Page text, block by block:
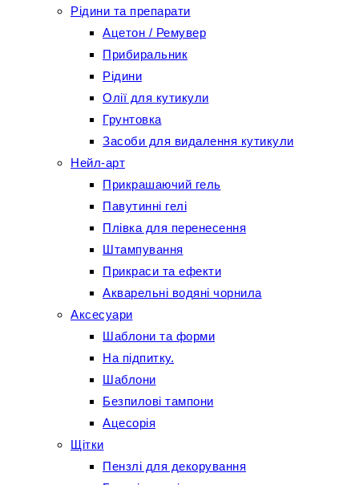
Рідини та препарати
Ацетон / Ремувер
Прибиральник
Рідини
Олії для кутикули
Грунтовка
Засоби для видалення кутикули
Нейл-арт
Прикрашаючий гель
Павутинні гелі
Плівка для перенесення
Штампування
Прикраси та ефекти
Акварельні водяні чорнила
Аксесуари
Шаблони та форми
На підпитку.
Шаблони
Безпилові тампони
Ацесорія
Щітки
Пензлі для декорування